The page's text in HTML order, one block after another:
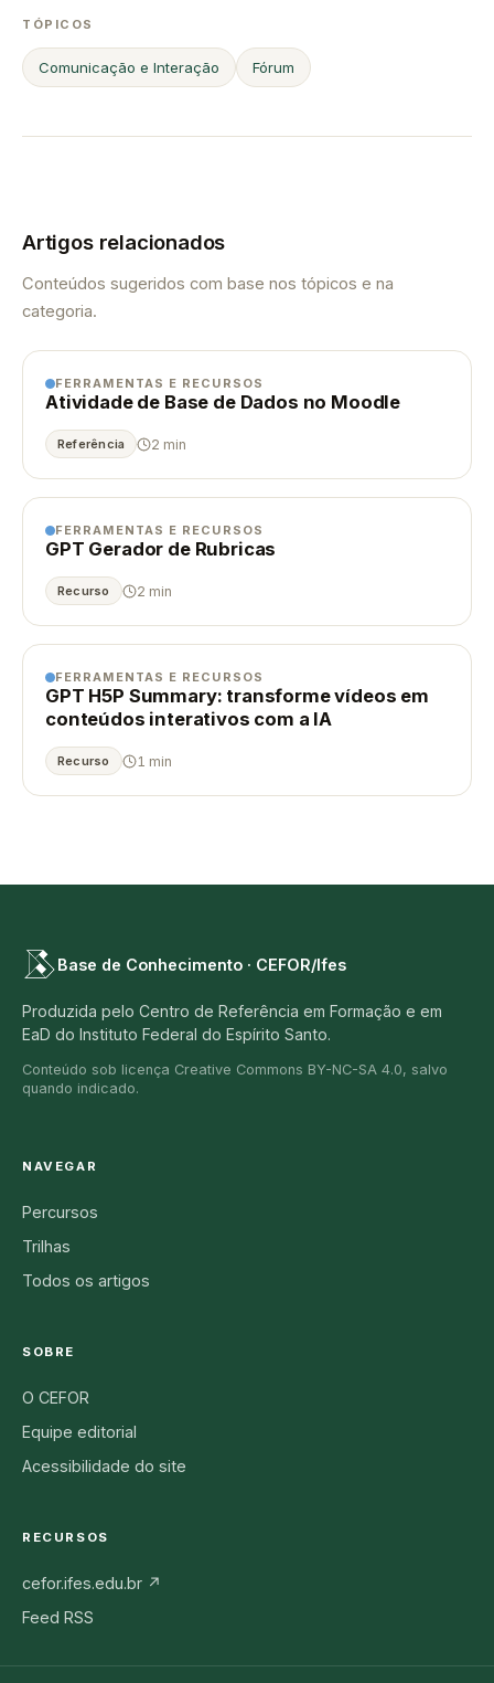
TÓPICOS
Comunicação e Interação Fórum
Artigos relacionados
Conteúdos sugeridos com base nos tópicos e na
categoria.
FERRAMENTAS E RECURSOS
Atividade de Base de Dados no Moodle
Referência 2 min
FERRAMENTAS E RECURSOS
GPT Gerador de Rubricas
Recurso 2 min
FERRAMENTAS E RECURSOS
GPT H5P Summary: transforme vídeos em
conteúdos interativos com a IA
Recurso 1 min
Base de Conhecimento · CEFOR/Ifes
Produzida pelo Centro de Referência em Formação e em
EaD do Instituto Federal do Espírito Santo.
Conteúdo sob licença Creative Commons BY-NC-SA 4.0, salvo
quando indicado.
NAVEGAR
Percursos
Trilhas
Todos os artigos
SOBRE
O CEFOR
Equipe editorial
Acessibilidade do site
RECURSOS
cefor.ifes.edu.br ↗
Feed RSS